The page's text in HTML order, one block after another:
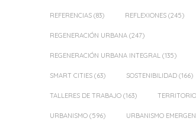
REFERENCIAS (83) REFLEXIONES (245)
REGENERACIÓN URBANA (247)
REGENERACIÓN URBANA INTEGRAL (135)
SMART CITIES (63) SOSTENIBILIDAD (166)
TALLERES DE TRABAJO (163) TERRITORIO
URBANISMO (596) URBANISMO